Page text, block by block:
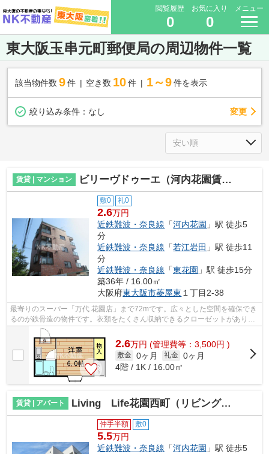
閲覧履歴
0
お気に入り
0
メニュー
東大阪玉串元町郵便局の周辺物件一覧
該当物件数 9件 空き数 10 件 1～9 件を表示
絞り込み条件： なし 変更
賃貸 | マンション ビリーヴドゥーエ（河内花園賃貸）
敷0 礼0
2.6万円
近鉄難波・奈良線 「河内花園 」駅 徒歩5
分
近鉄難波・奈良線 「若江岩田 」駅 徒歩11
分
近鉄難波・奈良線 「東花園 」駅 徒歩15分
築36年 / 16.00㎡
大阪府東大阪市菱屋東 １丁目2-38
最寄りのスーパー「万代 花園店」まで72mです。広々とした空間を確保でき
るのが鉄骨造の物件です。衣類をたくさん収納できるクローゼットがありま
す。お掃除も楽々な、フローリングが...
2.6万円 (管理費等：3,500円 )
敷金 0ヶ月 礼金 0ヶ月
4階 / 1K / 16.00㎡
賃貸 | アパート Living Life花園西町（リビングライフ花園西町）（河内花園賃貸）
仲手半額 敷0
5.5万円
近鉄難波・奈良線 「河内花園 」駅 徒歩5